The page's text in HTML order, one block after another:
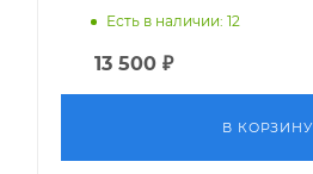
Есть в наличии: 12
13 500 ₽
В КОРЗИНУ